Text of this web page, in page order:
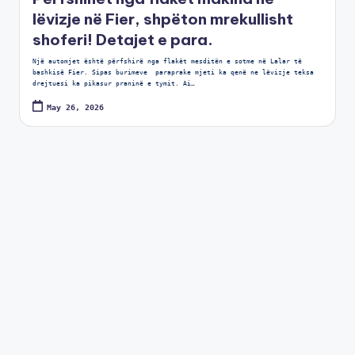
lëvizje në Fier, shpëton mrekullisht
shoferi! Detajet e para.
Një automjet është përfshirë nga flakët mesditën e sotme në Lalar të
bashkisë Fier. Sipas burimeve paraprake mjeti ka qenë ne lëvizje teksa
drejtuesi ka pikasur praninë e tymit. Ai…
May 26, 2026